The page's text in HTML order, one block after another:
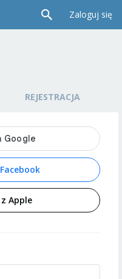
Zaloguj się
REJESTRACJA
Apple